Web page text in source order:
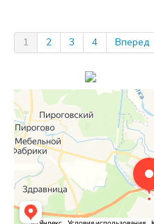
1 2 3 4 Вперед